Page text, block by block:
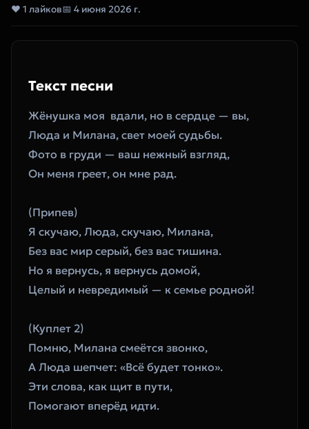
❤ 1 лайков📅 4 июня 2026 г.
Текст песни
Жёнушка моя  вдали, но в сердце — вы,
Люда и Милана, свет моей судьбы.
Фото в груди — ваш нежный взгляд,
Он меня греет, он мне рад.
(Припев)
Я скучаю, Люда, скучаю, Милана,
Без вас мир серый, без вас тишина.
Но я вернусь, я вернусь домой,
Целый и невредимый — к семье родной!
(Куплет 2)
Помню, Милана смеётся звонко,
А Люда шепчет: «Всё будет тонко».
Эти слова, как щит в пути,
Помогают вперёд идти.